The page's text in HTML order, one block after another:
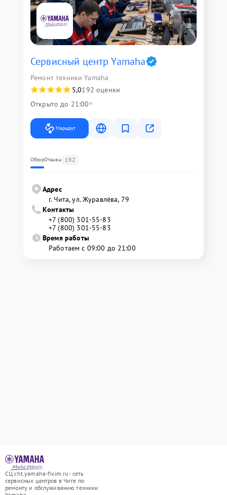
Сервисный центр Yamaha
Ремонт техники Yamaha
5,0192 оценки
Открыто до 21:00
Маршрут
ОбзорОтзывы 192
Адрес
г. Чита, ул. Журавлёва, 79
Контакты
+7 (800) 301-55-83
+7 (800) 301-55-83
Время работы
Работаем с 09:00 до 21:00
СЦ cht.yamaha-fixim.ru - сеть
сервисных центров в Чите по
ремонту и обслуживанию техники